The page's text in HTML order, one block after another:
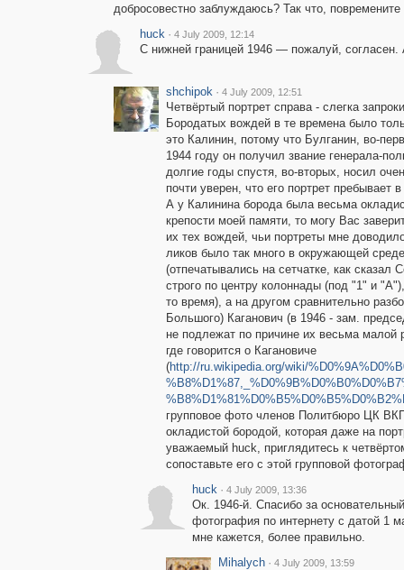
добросовестно заблуждаюсь? Так что,
huck · 4 July 2009, 12:14
С нижней границей 1946 — пожалуй, согласен.
shchipok · 4 July 2009, 12:51
Четвёртый портрет справа - слегка
Бородатых вождей в те времена было
это Калинин, потому что Булганин, во-
1944 году он получил звание генерала-
долгие годы спустя, во-вторых, носил
почти уверен, что его портрет
А у Калинина борода была весьма
крепости моей памяти, то могу Вас
их тех вождей, чьи портреты мне
ликов было так много в окружающей
(отпечатывались на сетчатке, как
строго по центру колоннады (под "1" и
то время), а на другом сравнительно
Большого) Каганович (в 1946 - зам.
не подлежат по причине их весьма малой
где говорится о Кагановиче
(http://ru.wikipedia.org/wiki/
групповое фото членов Политбюро ЦК
окладистой бородой, которая даже на
уважаемый huck, приглядитесь к
сопоставьте его с этой групповой
huck · 4 July 2009, 13:36
Ок. 1946-й. Спасибо за
фотография по интернету с датой 1
мне кажется, более правильно.
Mihalych · 4 July 2009, 13:59